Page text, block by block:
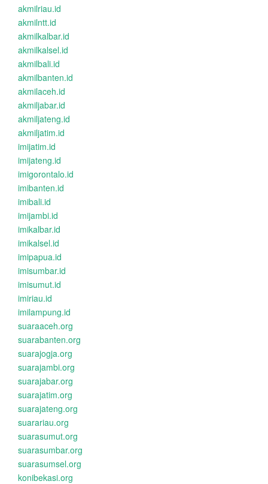
akmilriau.id
akmilntt.id
akmilkalbar.id
akmilkalsel.id
akmilbali.id
akmilbanten.id
akmilaceh.id
akmiljabar.id
akmiljateng.id
akmiljatim.id
imijatim.id
imijateng.id
imigorontalo.id
imibanten.id
imibali.id
imijambi.id
imikalbar.id
imikalsel.id
imipapua.id
imisumbar.id
imisumut.id
imiriau.id
imilampung.id
suaraaceh.org
suarabanten.org
suarajogja.org
suarajambi.org
suarajabar.org
suarajatim.org
suarajateng.org
suarariau.org
suarasumut.org
suarasumbar.org
suarasumsel.org
konibekasi.org